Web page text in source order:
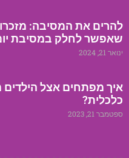
להרים את המסיבה:
שאפשר לחלק במסיבת
ינואר 21, 2024
איך מפתחים אצל הילדים
כלכלית?
ספטמבר 21, 2023